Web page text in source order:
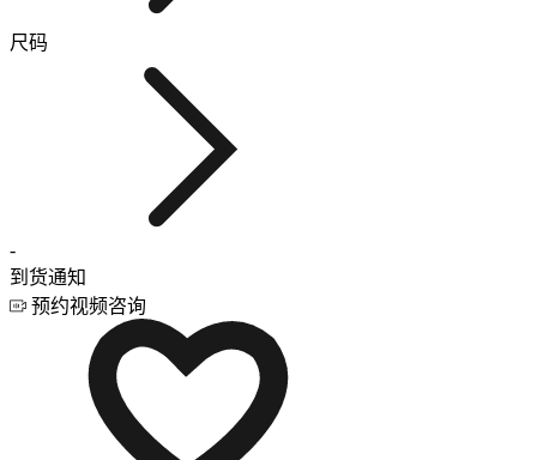
尺码
-
到货通知
预约视频咨询